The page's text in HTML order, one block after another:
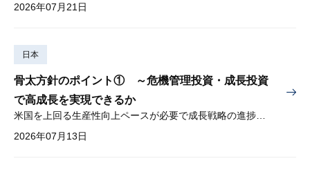
2026年07月21日
日本
骨太方針のポイント① ～危機管理投資・成長投資
で高成長を実現できるか
米国を上回る生産性向上ペースが必要で成長戦略の進捗管理も課題
2026年07月13日